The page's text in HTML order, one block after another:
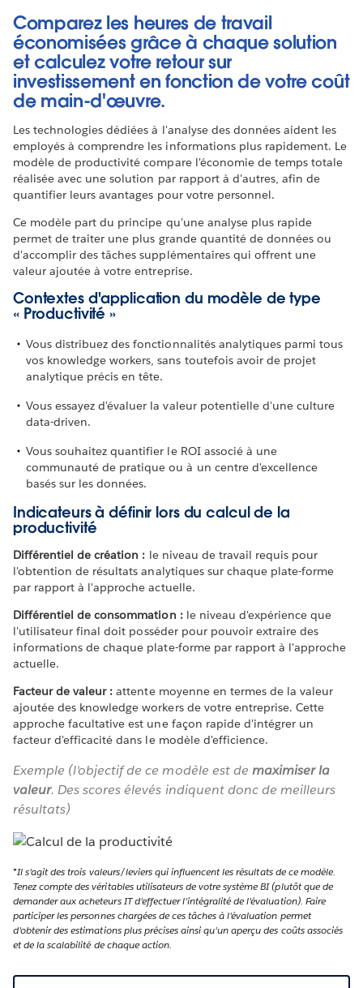
Comparez les heures de travail
économisées grâce à chaque solution
et calculez votre retour sur
investissement en fonction de votre coût
de main-d'œuvre.
Les technologies dédiées à l'analyse des données aident les
employés à comprendre les informations plus rapidement. Le
modèle de productivité compare l'économie de temps totale
réalisée avec une solution par rapport à d'autres, afin de
quantifier leurs avantages pour votre personnel.
Ce modèle part du principe qu'une analyse plus rapide
permet de traiter une plus grande quantité de données ou
d'accomplir des tâches supplémentaires qui offrent une
valeur ajoutée à votre entreprise.
Contextes d'application du modèle de type
« Productivité »
Vous distribuez des fonctionnalités analytiques parmi tous
vos knowledge workers, sans toutefois avoir de projet
analytique précis en tête.
Vous essayez d'évaluer la valeur potentielle d'une culture
data-driven.
Vous souhaitez quantifier le ROI associé à une
communauté de pratique ou à un centre d'excellence
basés sur les données.
Indicateurs à définir lors du calcul de la
productivité
Différentiel de création : le niveau de travail requis pour
l'obtention de résultats analytiques sur chaque plate-forme
par rapport à l'approche actuelle.
Différentiel de consommation :le niveau d'expérience que
l'utilisateur final doit posséder pour pouvoir extraire des
informations de chaque plate-forme par rapport à l'approche
actuelle.
Facteur de valeur : attente moyenne en termes de la valeur
ajoutée des knowledge workers de votre entreprise. Cette
approche facultative est une façon rapide d'intégrer un
facteur d'efficacité dans le modèle d'efficience.
Exemple (l'objectif de ce modèle est de maximiser la
valeur. Des scores élevés indiquent donc de meilleurs
résultats)
*Il s'agit des trois valeurs/leviers qui influencent les résultats de ce modèle.
Tenez compte des véritables utilisateurs de votre système BI (plutôt que de
demander aux acheteurs IT d'effectuer l'intégralité de l'évaluation). Faire
participer les personnes chargées de ces tâches à l'évaluation permet
d'obtenir des estimations plus précises ainsi qu'un aperçu des coûts associés
et de la scalabilité de chaque action.